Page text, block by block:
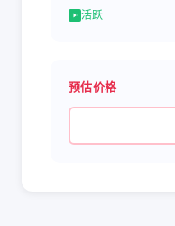
活跃
预估价格